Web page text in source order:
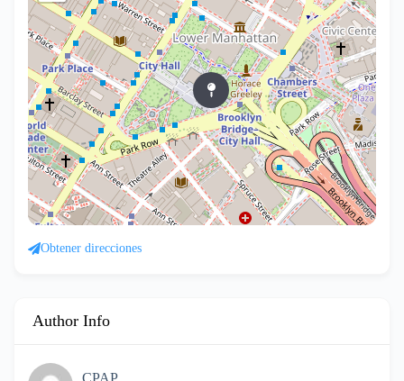
Obtener direcciones
Author Info
CPAP